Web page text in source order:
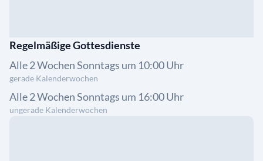
Regelmäßige Gottesdienste
Alle 2 Wochen Sonntags um 10:00 Uhr
gerade Kalenderwochen
Alle 2 Wochen Sonntags um 16:00 Uhr
ungerade Kalenderwochen